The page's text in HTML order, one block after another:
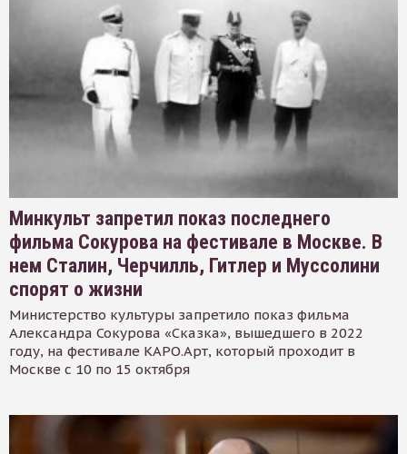
Минкульт запретил показ последнего
фильма Сокурова на фестивале в Москве. В
нем Сталин, Черчилль, Гитлер и Муссолини
спорят о жизни
Министерство культуры запретило показ фильма
Александра Сокурова «Сказка», вышедшего в 2022
году, на фестивале КАРО.Арт, который проходит в
Москве с 10 по 15 октября